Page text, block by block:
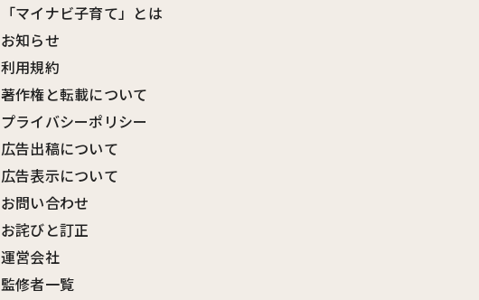
「マイナビ子育て」とは
お知らせ
利用規約
著作権と転載について
プライバシーポリシー
広告出稿について
広告表示について
お問い合わせ
お詫びと訂正
運営会社
監修者一覧